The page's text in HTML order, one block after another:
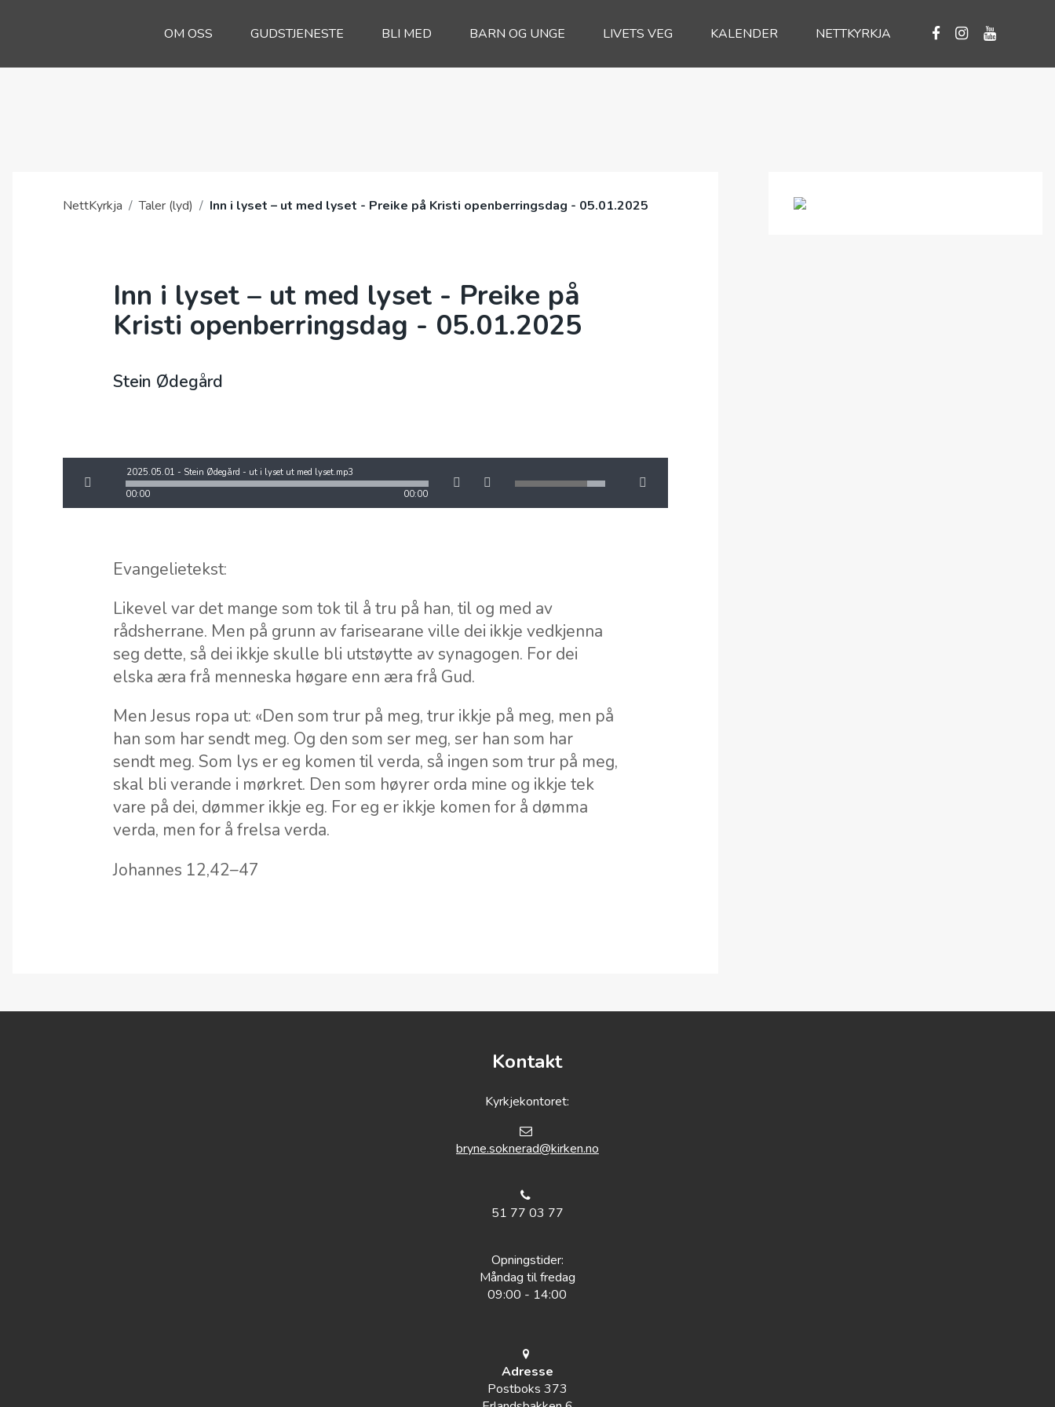
OM OSS GUDSTJENESTE BLI MED BARN OG UNGE LIVETS VEG KALENDER NETTKYRKJA
NettKyrkja / Taler (lyd) / Inn i lyset – ut med lyset - Preike på Kristi openberringsdag - 05.01.2025
Inn i lyset – ut med lyset - Preike på
Kristi openberringsdag - 05.01.2025
Stein Ødegård
00:00 00:00
2025.05.01 - Stein Ødegård - ut i lyset ut med lyset.mp3
Evangelietekst:
Likevel var det mange som tok til å tru på han, til og med av
rådsherrane. Men på grunn av farisearane ville dei ikkje vedkjenna
seg dette, så dei ikkje skulle bli utstøytte av synagogen. For dei
elska æra frå menneska høgare enn æra frå Gud.
Men Jesus ropa ut: «Den som trur på meg, trur ikkje på meg, men på
han som har sendt meg. Og den som ser meg, ser han som har
sendt meg. Som lys er eg komen til verda, så ingen som trur på meg,
skal bli verande i mørkret. Den som høyrer orda mine og ikkje tek
vare på dei, dømmer ikkje eg. For eg er ikkje komen for å dømma
verda, men for å frelsa verda.
Johannes 12,42–47
Kontakt
Kyrkjekontoret:
bryne.soknerad@kirken.no
51 77 03 77
Opningstider:
Måndag til fredag
09:00 - 14:00
Adresse
Postboks 373